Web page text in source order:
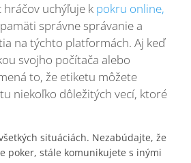
hráčov uchýľuje k pokru online,
správne správanie a
na týchto platformách. Aj keď
svojho počítača alebo
to, že etiketu môžete
niekoľko dôležitých vecí, ktoré
situáciách. Nezabúdajte, že
poker, stále komunikujete s inými